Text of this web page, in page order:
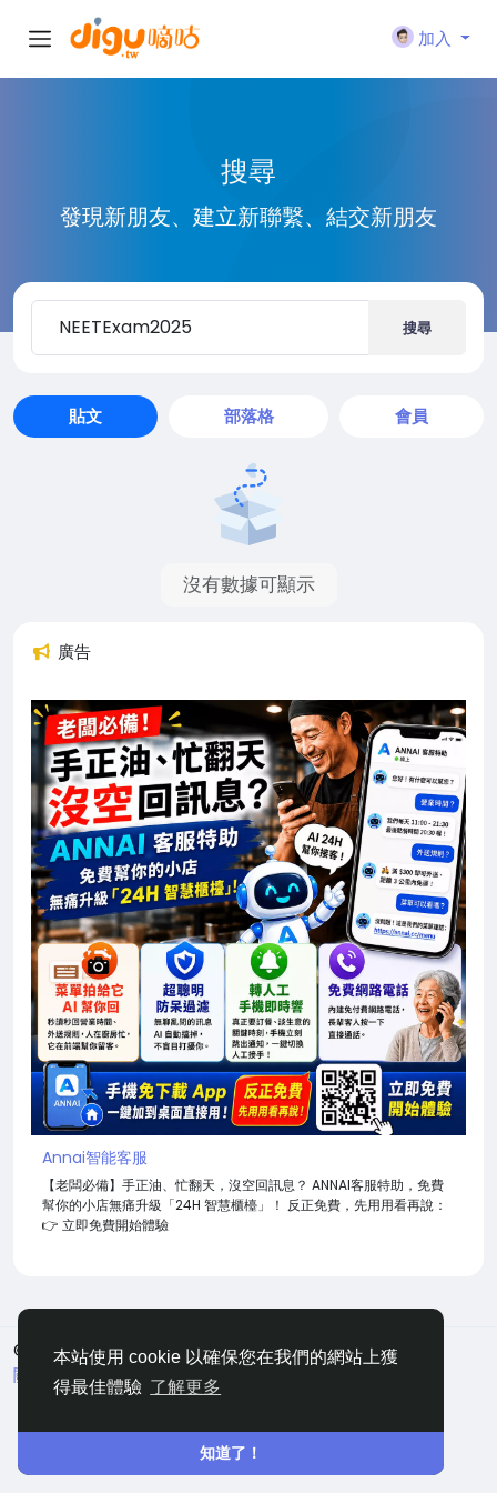
本站使用 cookie 以確保您在我們的網站上獲
得最佳體驗 了解更多
知道了！
加入
搜尋
發現新朋友、建立新聯繫、結交新朋友
搜尋
貼文 部落格 會員
沒有數據可顯示
廣告
Annai智能客服
【老闆必備】手正油、忙翻天，沒空回訊息？ ANNAI客服特助，免費
幫你的小店無痛升級「24H 智慧櫃檯」！ 反正免費，先用用看再說：
👉 立即免費開始體驗
© 2026 嘀咕
中文
關於
條款 隱私 聯絡 網站地圖